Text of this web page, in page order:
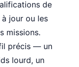
de
jour ou les
missions.
précis — un
lourd, un